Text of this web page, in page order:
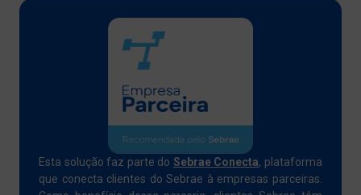
Esta solução faz parte do Sebrae Conecta, plataforma
que conecta clientes do Sebrae à empresas parceiras.